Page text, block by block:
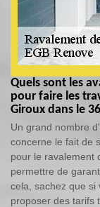
Quels sont les
pour faire les
Giroux dans le
Un grand nombre
concerne le fait de
pour le ravalement
permettre de
cela, sachez que si
proposer des tarifs